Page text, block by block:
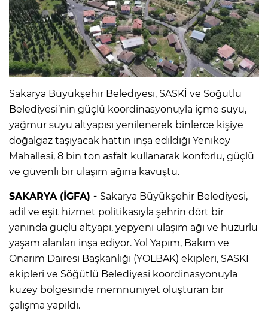
Sakarya Büyükşehir Belediyesi, SASKİ ve Söğütlü
Belediyesi’nin güçlü koordinasyonuyla içme suyu,
yağmur suyu altyapısı yenilenerek binlerce kişiye
doğalgaz taşıyacak hattın inşa edildiği Yeniköy
Mahallesi, 8 bin ton asfalt kullanarak konforlu, güçlü
ve güvenli bir ulaşım ağına kavuştu.
SAKARYA (İGFA) - Sakarya Büyükşehir Belediyesi,
adil ve eşit hizmet politikasıyla şehrin dört bir
yanında güçlü altyapı, yepyeni ulaşım ağı ve huzurlu
yaşam alanları inşa ediyor. Yol Yapım, Bakım ve
Onarım Dairesi Başkanlığı (YOLBAK) ekipleri, SASKİ
ekipleri ve Söğütlü Belediyesi koordinasyonuyla
kuzey bölgesinde memnuniyet oluşturan bir
çalışma yapıldı.